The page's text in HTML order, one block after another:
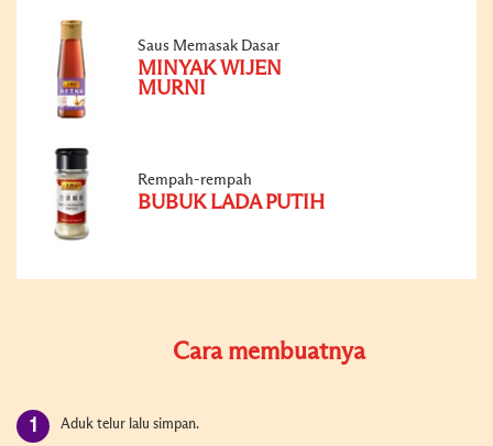
Saus Memasak Dasar
MINYAK WIJEN
MURNI
Rempah-rempah
BUBUK LADA PUTIH
Cara membuatnya
Aduk telur lalu simpan.